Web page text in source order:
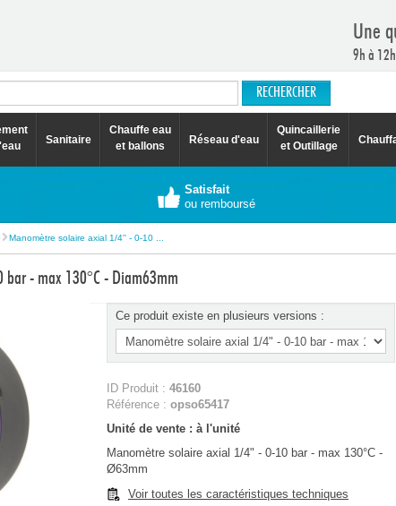
Une
9h à
Sanitaire
Chauffe eau
et ballons
Réseau d'eau
Quincaillerie
et Outillage
Satisfait
ou remboursé
Manomètre solaire axial 1/4'' - 0-10 ...
- max 130°C - Diam63mm
Ce produit existe en plusieurs versions :
ID Produit : 46160
Référence : opso65417
Unité de vente : à l'unité
Manomètre solaire axial 1/4" - 0-10 bar - max 130°C -
Ø63mm
Voir toutes les caractéristiques techniques